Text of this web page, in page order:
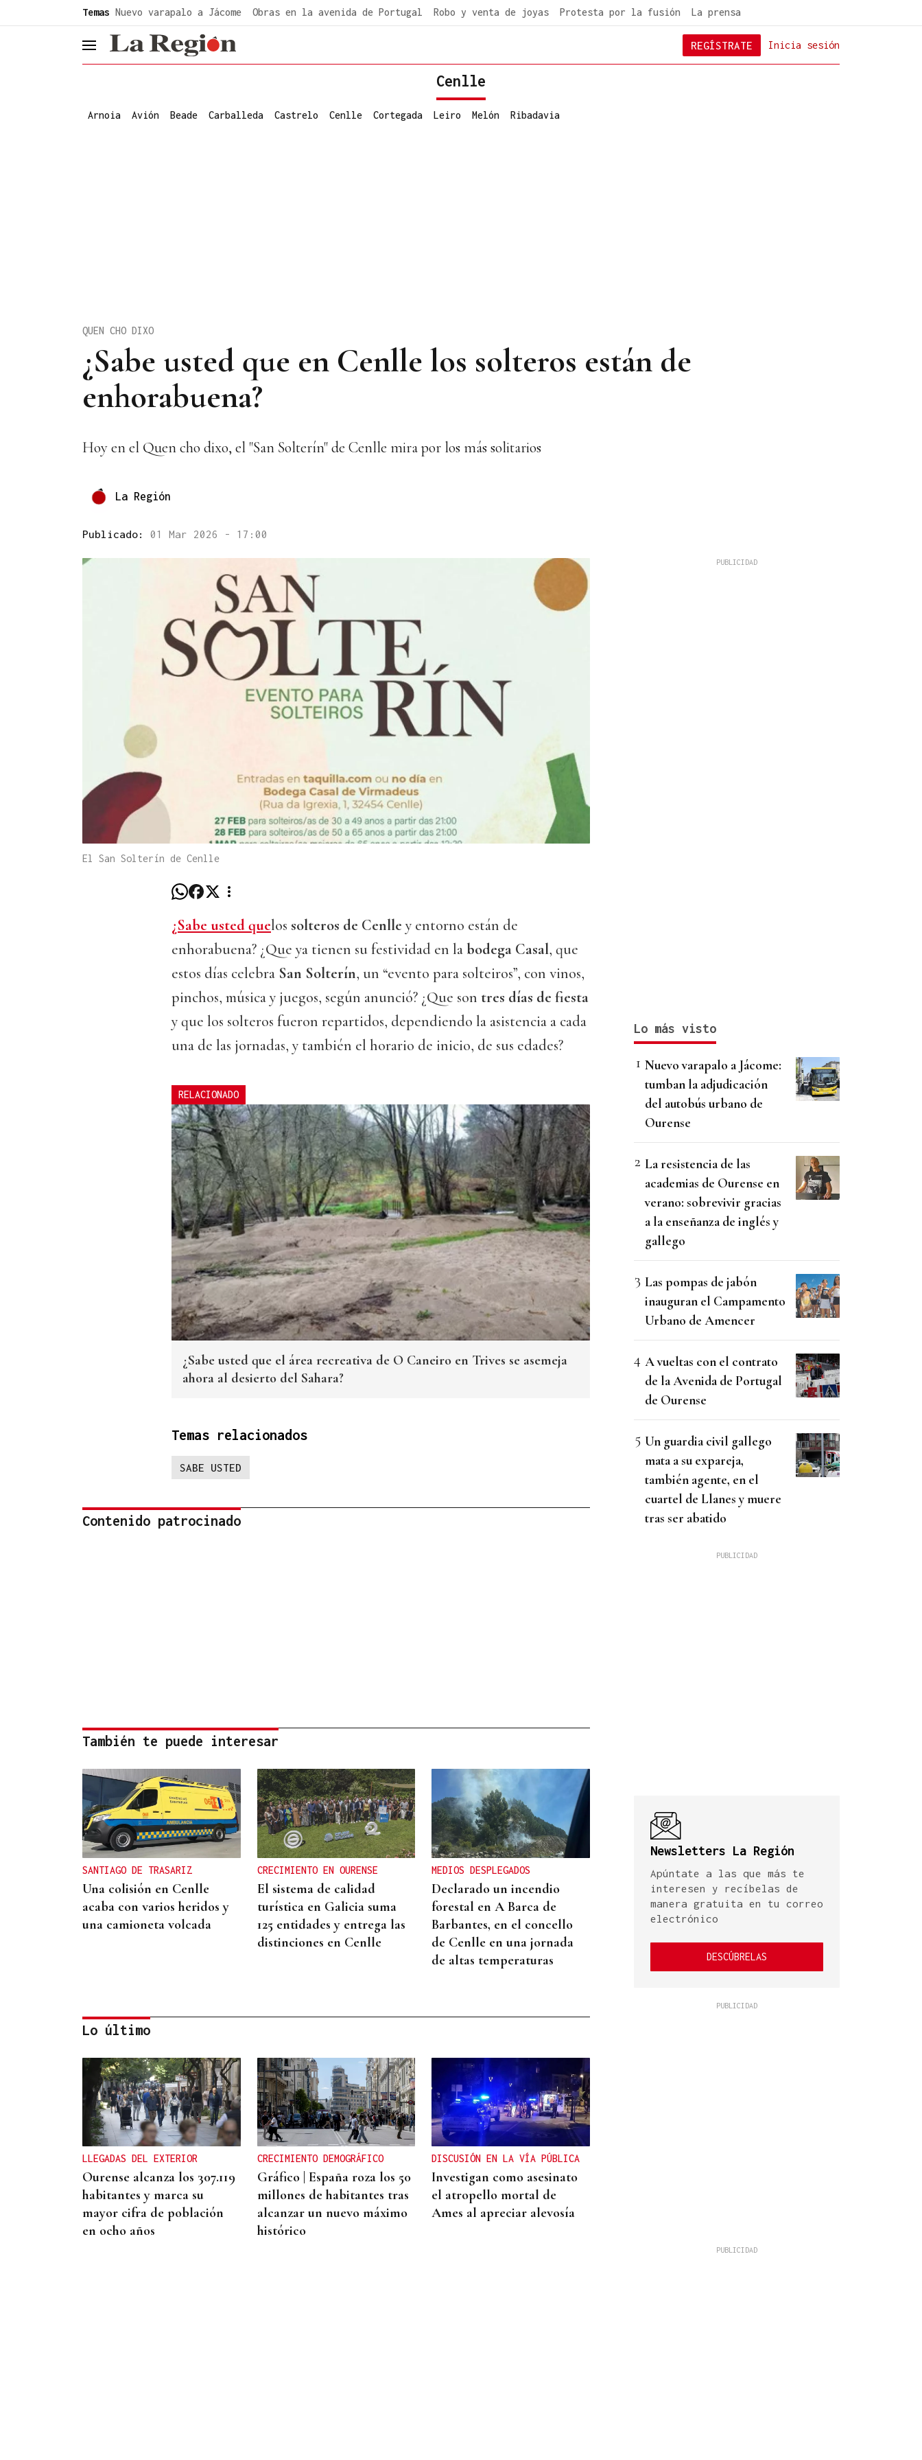
Temas Nuevo varapalo a Jácome Obras en la avenida de Portugal Robo y venta de joyas Protesta por la fusión La prensa
header.menu.open Inicia sesión
REGÍSTRATE
Cenlle
Arnoia Avión Beade Carballeda Castrelo Cenlle Cortegada Leiro Melón Ribadavia
¿Sabe usted que en Cenlle los solteros están de
enhorabuena?
QUEN CHO DIXO
Hoy en el Quen cho dixo, el "San Solterín" de Cenlle mira por los más solitarios
La Región
Publicado: 01 Mar 2026 - 17:00
El San Solterín de Cenlle
¿Sabe usted quelos solteros de Cenlle y entorno están de
enhorabuena? ¿Que ya tienen su festividad en la bodega Casal, que
estos días celebra San Solterín, un “evento para solteiros”, con vinos,
pinchos, música y juegos, según anunció? ¿Que son tres días de fiesta
y que los solteros fueron repartidos, dependiendo la asistencia a cada
una de las jornadas, y también el horario de inicio, de sus edades?
RELACIONADO
¿Sabe usted que el área recreativa de O Caneiro en Trives se asemeja
ahora al desierto del Sahara?
Temas relacionados
SABE USTED
Contenido patrocinado
También te puede interesar
SANTIAGO DE TRASARIZ
Una colisión en Cenlle
acaba con varios heridos y
una camioneta volcada
CRECIMIENTO EN OURENSE
El sistema de calidad
turística en Galicia suma
125 entidades y entrega las
distinciones en Cenlle
MEDIOS DESPLEGADOS
Declarado un incendio
forestal en A Barca de
Barbantes, en el concello
de Cenlle en una jornada
de altas temperaturas
20 ANIVERSARIO
Cenlle descorcha la Festa
do Viño ensalzando sus
bodegas locales
Lo último
LLEGADAS DEL EXTERIOR
Ourense alcanza los 307.119
habitantes y marca su
mayor cifra de población
en ocho años
CRECIMIENTO DEMOGRÁFICO
Gráfico | España roza los 50
millones de habitantes tras
alcanzar un nuevo máximo
histórico
DISCUSIÓN EN LA VÍA PÚBLICA
Investigan como asesinato
el atropello mortal de
Ames al apreciar alevosía
Lo más visto
Nuevo varapalo a Jácome:
tumban la adjudicación
del autobús urbano de
Ourense
La resistencia de las
academias de Ourense en
verano: sobrevivir gracias
a la enseñanza de inglés y
gallego
Las pompas de jabón
inauguran el Campamento
Urbano de Amencer
A vueltas con el contrato
de la Avenida de Portugal
de Ourense
Un guardia civil gallego
mata a su expareja,
también agente, en el
cuartel de Llanes y muere
tras ser abatido
Newsletters La Región
Apúntate a las que más te
interesen y recíbelas de
manera gratuita en tu correo
electrónico
DESCÚBRELAS